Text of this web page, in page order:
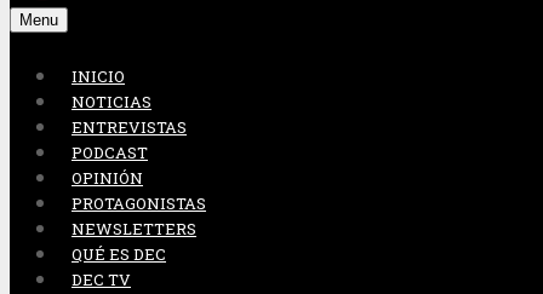
Menu
INICIO
NOTICIAS
ENTREVISTAS
PODCAST
OPINIÓN
PROTAGONISTAS
NEWSLETTERS
QUÉ ES DEC
DEC TV